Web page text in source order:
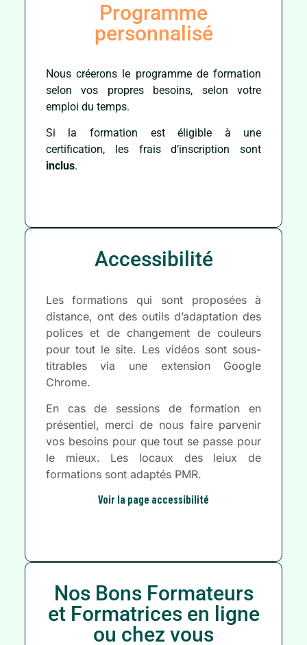
Programme
personnalisé
Nous créerons le programme de formation
selon vos propres besoins, selon votre
emploi du temps.
Si la formation est éligible à une
certification, les frais d’inscription sont
inclus.
Accessibilité
Les formations qui sont proposées à
distance, ont des outils d’adaptation des
polices et de changement de couleurs
pour tout le site. Les vidéos sont sous-
titrables via une extension Google
Chrome.
En cas de sessions de formation en
présentiel, merci de nous faire parvenir
vos besoins pour que tout se passe pour
le mieux. Les locaux des leiux de
formations sont adaptés PMR.
Voir la page accessibilité
Nos Bons Formateurs
et Formatrices en ligne
ou chez vous